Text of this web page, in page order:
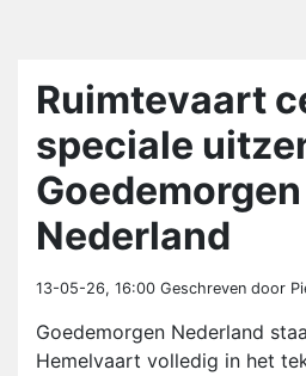
Ruimtevaart
speciale
Goedemorgen
Nederland
13-05-26, 16:00 Geschreven door
Goedemorgen Nederland
Hemelvaart volledig in het